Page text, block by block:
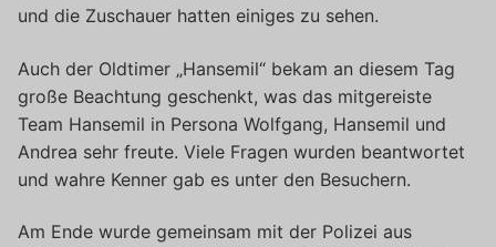
und die Zuschauer hatten einiges zu sehen.
Auch der Oldtimer „Hansemil“ bekam an diesem Tag
große Beachtung geschenkt, was das mitgereiste
Team Hansemil in Persona Wolfgang, Hansemil und
Andrea sehr freute. Viele Fragen wurden beantwortet
und wahre Kenner gab es unter den Besuchern.
Am Ende wurde gemeinsam mit der Polizei aus